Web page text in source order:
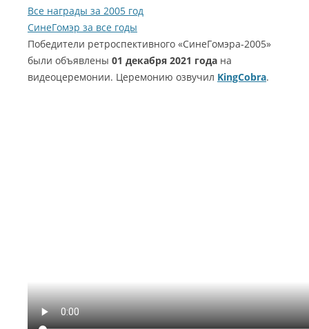
Все награды за 2005 год
СинеГомэр за все годы
Победители ретроспективного «СинеГомэра-2005»
были объявлены 01 декабря 2021 года на
видеоцеремонии. Церемонию озвучил KingCobra.